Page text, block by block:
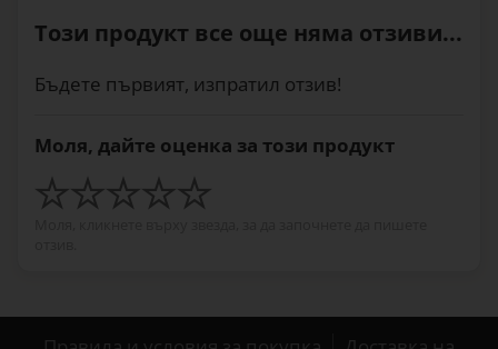
Този продукт все още няма отзиви...
Бъдете първият, изпратил отзив!
Моля, дайте оценка за този продукт